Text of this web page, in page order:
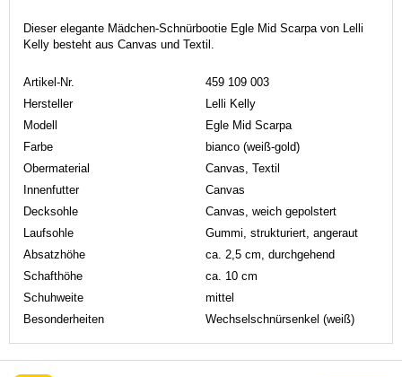
Dieser elegante Mädchen-Schnürbootie Egle Mid Scarpa von Lelli
Kelly besteht aus Canvas und Textil.
Artikel-Nr.
459 109 003
Hersteller
Lelli Kelly
Modell
Egle Mid Scarpa
Farbe
bianco (weiß-gold)
Obermaterial
Canvas, Textil
Innenfutter
Canvas
Decksohle
Canvas, weich gepolstert
Laufsohle
Gummi, strukturiert, angeraut
Absatzhöhe
ca. 2,5 cm, durchgehend
Schafthöhe
ca. 10 cm
Schuhweite
mittel
Besonderheiten
Wechselschnürsenkel (weiß)